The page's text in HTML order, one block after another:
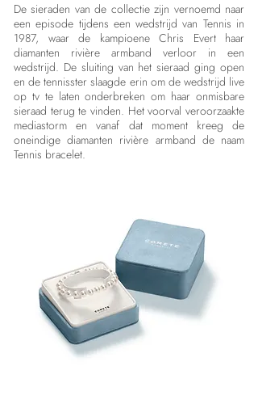
De sieraden van de collectie zijn vernoemd naar
een episode tijdens een wedstrijd van Tennis in
1987, waar de kampioene Chris Evert haar
diamanten rivière armband verloor in een
wedstrijd. De sluiting van het sieraad ging open
en de tennisster slaagde erin om de wedstrijd live
op tv te laten onderbreken om haar onmisbare
sieraad terug te vinden. Het voorval veroorzaakte
mediastorm en vanaf dat moment kreeg de
oneindige diamanten rivière armband de naam
Tennis bracelet.